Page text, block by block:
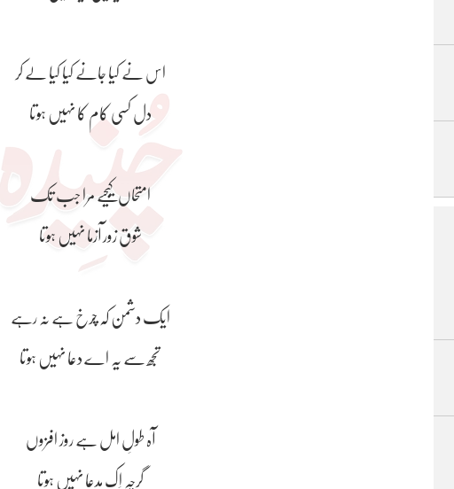
اس نے کیا جانے کیا کیا لے کر
دل کسی کام کا نہیں ہوتا
امتحاں کیجیے مرا جب تک
شوق زور آزما نہیں ہوتا
ایک دشمن کہ چرخ ہے نہ رہے
تجھ سے یہ اے دعا نہیں ہوتا
آہ طولِ امل ہے روز افزوں
گرچہ اِک مدعا نہیں ہوتا